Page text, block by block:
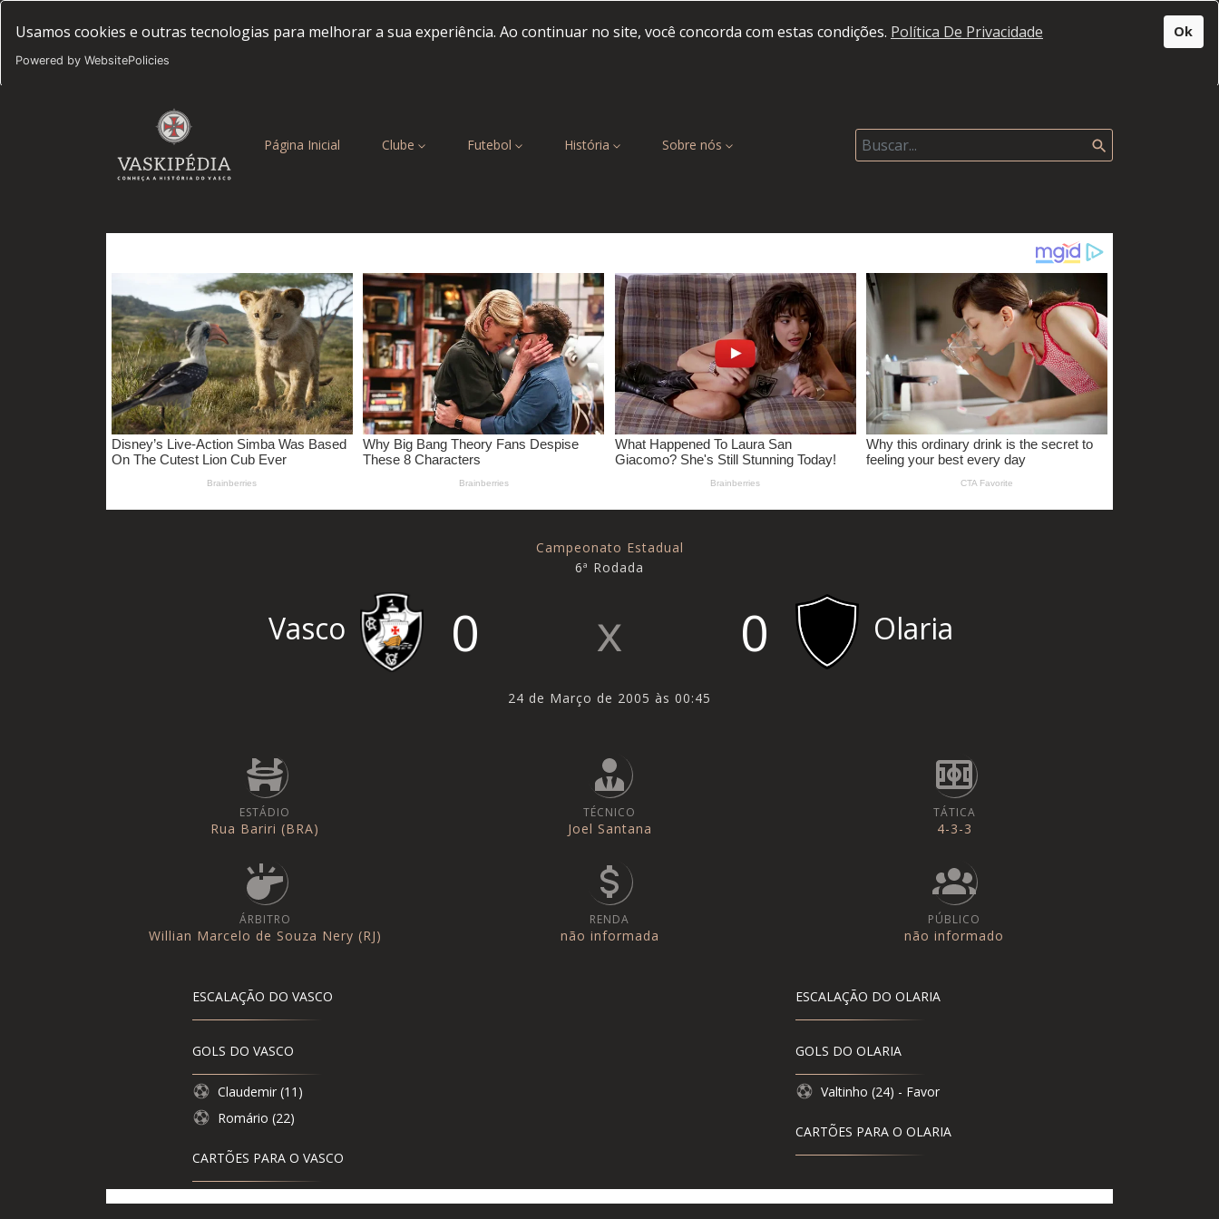
Usamos cookies e outras tecnologias para melhorar a sua experiência. Ao continuar no site, você concorda com estas condições. Política De Privacidade Ok
Powered by WebsitePolicies
Página Inicial (current)Clube Futebol História Sobre nós
Campeonato Estadual
6ª Rodada
Vasco 0 0 Olaria
24 de Março de 2005 às 00:45
ESTÁDIO
Rua Bariri (BRA)
TÉCNICO
Joel Santana
TÁTICA
4-3-3
ÁRBITRO
Willian Marcelo de Souza Nery (RJ)
RENDA
não informada
PÚBLICO
não informado
ESCALAÇÃO DO VASCO
GOLS DO VASCO
Claudemir (11)
Romário (22)
CARTÕES PARA O VASCO
ESCALAÇÃO DO OLARIA
GOLS DO OLARIA
Valtinho (24) - Favor
CARTÕES PARA O OLARIA